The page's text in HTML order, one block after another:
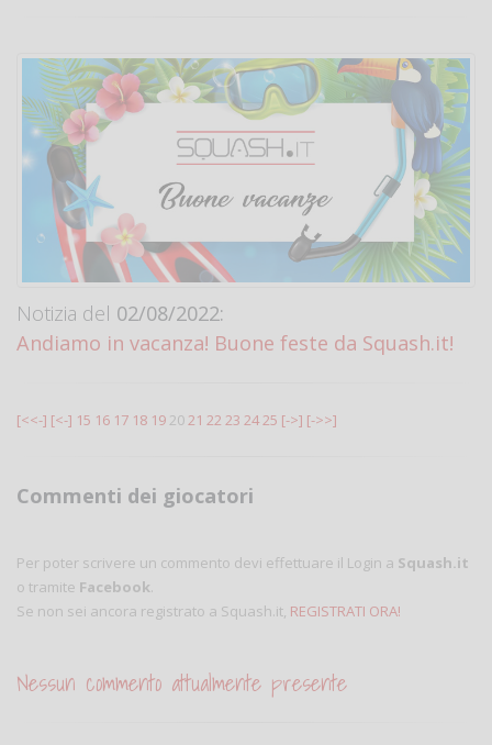
Notizia del 02/08/2022:
Andiamo in vacanza! Buone feste da Squash.it!
[<<-] [<-] 15 16 17 18 19 2021 22 23 2425 [->] [->>]
Commenti dei giocatori
Per poter scrivere un commento devi effettuare il Login a Squash.it
o tramite Facebook.
Se non sei ancora registrato a Squash.it, REGISTRATI ORA!
Nessun commento attualmente presente